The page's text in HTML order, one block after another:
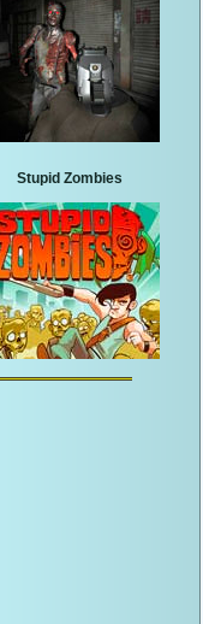
Stupid Zombies